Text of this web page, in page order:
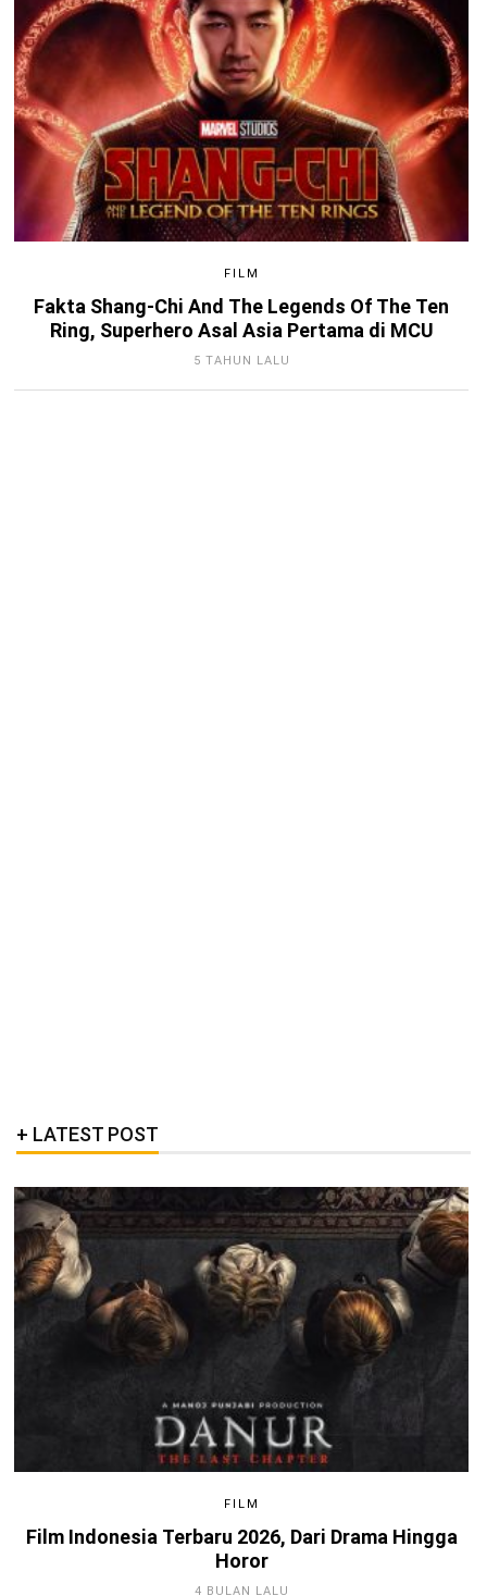
FILM
Fakta Shang-Chi And The Legends Of The Ten
Ring, Superhero Asal Asia Pertama di MCU
5 TAHUN LALU
LATEST POST
FILM
Film Indonesia Terbaru 2026, Dari Drama Hingga
Horor
4 BULAN LALU